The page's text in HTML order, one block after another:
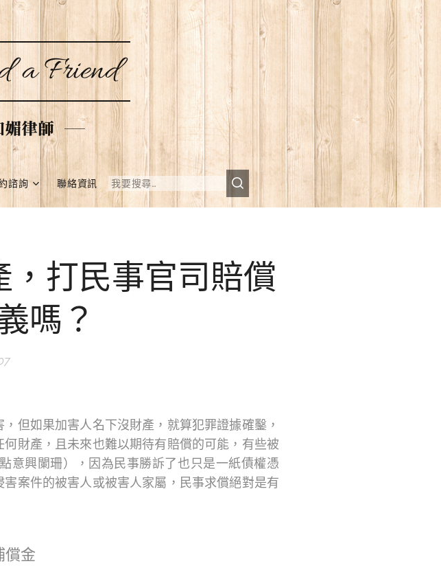
a Friend
媚律師
諮詢 聯絡資訊
打民事官司賠償
嗎？
但如果加害人名下沒財產，就算犯罪證據確鑿，
財產，且未來也難以期待有賠償的可能，有些被
意興闌珊），因為民事勝訴了也只是一紙債權憑
案件的被害人或被害人家屬，民事求償絕對是有
償金